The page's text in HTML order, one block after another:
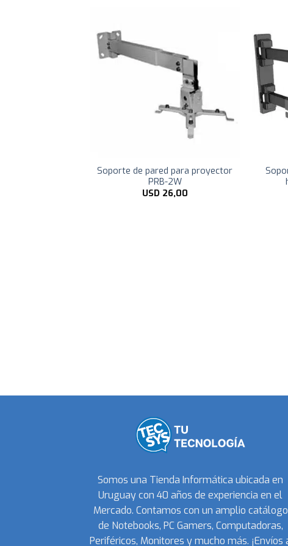
Soporte de pared para proyector
PRB-2W
USD 26,00
Somos una Tienda Informática ubicada en
Uruguay con 40 años de experiencia en el
Mercado. Contamos con un amplio catálogo
de Notebooks, PC Gamers, Computadoras,
Periféricos, Monitores y mucho más. ¡Envíos